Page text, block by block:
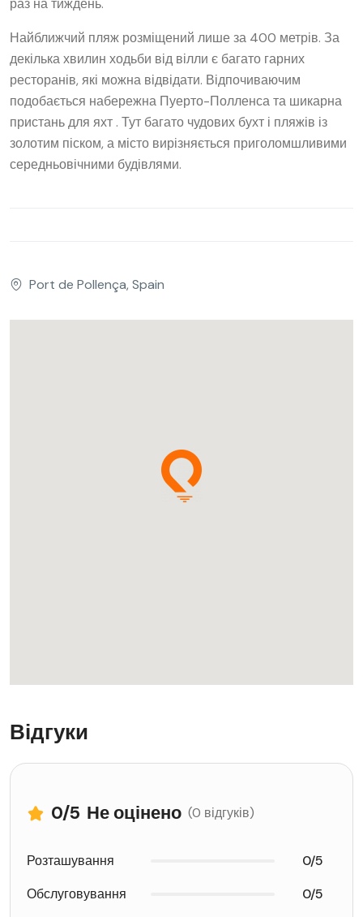
Найближчий пляж розміщений лише за 400 метрів. За
декілька хвилин ходьби від вілли є багато гарних
ресторанів, які можна відвідати. Відпочиваючим
подобається набережна Пуерто-Полленса та шикарна
пристань для яхт . Тут багато чудових бухт і пляжів із
золотим піском, а місто вирізняється приголомшливими
середньовічними будівлями.
Port de Pollença, Spain
Відгуки
0/5 Не оцінено (0 відгуків)
Розташування
0/5
Обслуговування
0/5